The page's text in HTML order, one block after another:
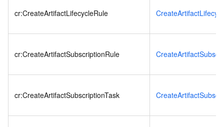
cr:CreateArtifactLifecycleRule
cr:CreateArtifactSubscriptionRule
cr:CreateArtifactSubscriptionTask